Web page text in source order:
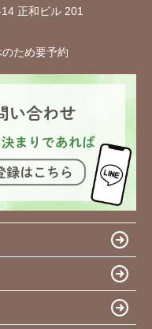
正和ビル 201
ため要予約